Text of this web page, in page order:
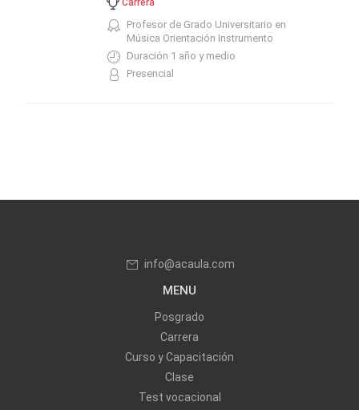
Profesor de Grado Universitario en
Música Orientación Instrumento
Duración 1 año y medio
Presencial
info@acaula.com
MENU
Posgrado
Carrera
Curso y Capacitación
Clase
Test vocacional